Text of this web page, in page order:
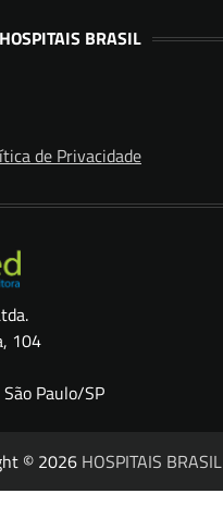
BRASIL
de Privacidade
104
Paulo/SP
© 2026 HOSPITAIS BRASIL